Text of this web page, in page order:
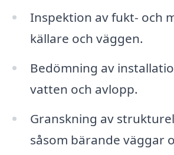
Inspektion av fukt- och
källare och väggen.
Bedömning av
vatten och avlopp.
Granskning av
såsom bärande väggar